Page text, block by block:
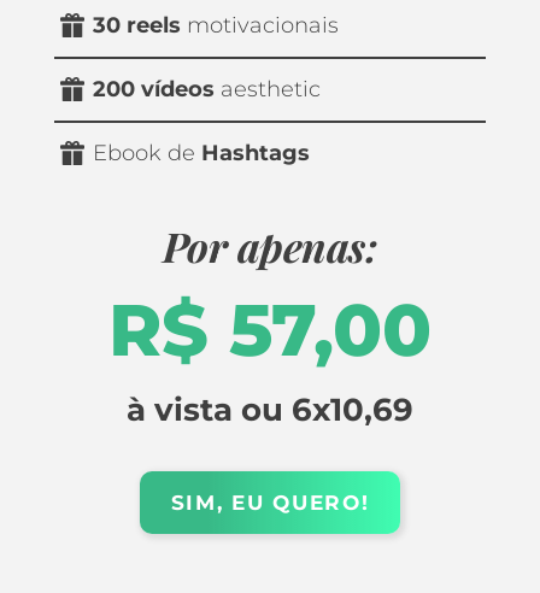
30 reels motivacionais
200 vídeos aesthetic
Ebook de Hashtags
Por apenas:
R$ 57,00
à vista ou 6x10,69
SIM, EU QUERO!